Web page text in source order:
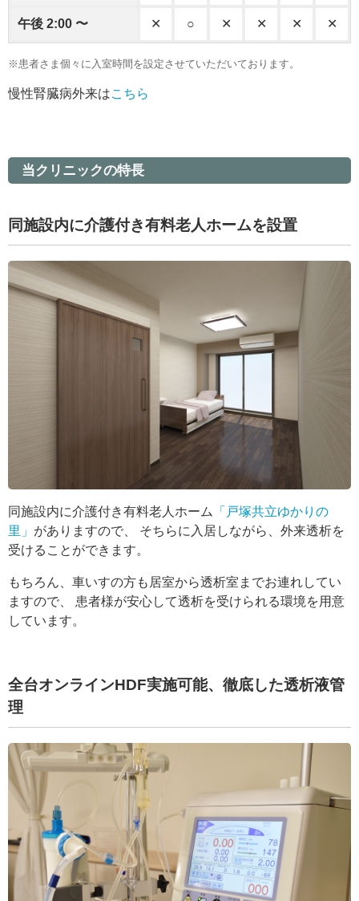
午後 2:00 〜 ✕ ○ ✕ ✕ ✕ ✕
※患者さま個々に入室時間を設定させていただいております。
慢性腎臓病外来はこちら
当クリニックの特長
同施設内に介護付き有料老人ホームを設置
同施設内に介護付き有料老人ホーム
「戸塚共立ゆかりの
里」 がありますので、 そちらに入居しながら、外来透析を
受けることができます。
もちろん、車いすの方も居室から透析室までお連れしてい
ますので、 患者様が安心して透析を受けられる環境を用意
しています。
全台オンラインHDF実施可能、徹底した透析液管
理